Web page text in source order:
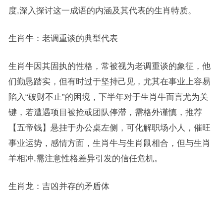
度,深入探讨这一成语的内涵及其代表的生肖特质。
生肖牛：老调重谈的典型代表
生肖牛因其固执的性格，常被视为老调重谈的象征，他
们勤恳踏实，但有时过于坚持己见，尤其在事业上容易
陷入“破财不止”的困境，下半年对于生肖牛而言尤为关
键，若遭遇项目被抢或团队停滞，需格外谨慎，推荐
【五帝钱】悬挂于办公桌左侧，可化解职场小人，催旺
事业运势，感情方面，生肖牛与生肖鼠相合，但与生肖
羊相冲,需注意性格差异引发的信任危机。
生肖龙：吉凶并存的矛盾体